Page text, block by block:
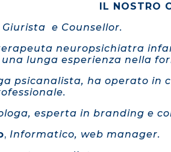
IL NOSTRO
Giurista e Counsellor.
neuropsichiatra
una lunga esperienza nella
psicanalista, ha operato in
esperta in branding e
, Informatico, web manager.